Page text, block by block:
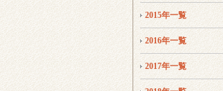
2015年一覧
2016年一覧
2017年一覧